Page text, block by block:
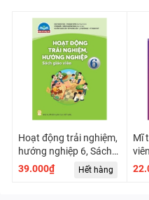
Hoạt động trải nghiệm,
hướng nghiệp 6, Sách
giáo viên (Chân trời
sáng tạo)
39.000₫ Hết hàng
Mĩ